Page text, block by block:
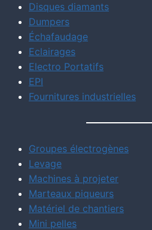
Disques diamants
Dumpers
Échafaudage
Eclairages
Electro Portatifs
EPI
Fournitures industrielles
Groupes électrogènes
Levage
Machines à projeter
Marteaux piqueurs
Matériel de chantiers
Mini pelles